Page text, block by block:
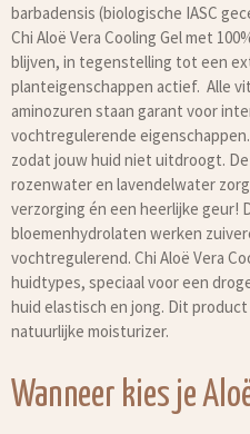
barbadensis (biologische IASC
Chi Aloë Vera Cooling Gel met
blijven, in tegenstelling tot een
planteigenschappen actief. Alle
aminozuren staan garant voor
vochtregulerende eigenschappen.
zodat jouw huid niet uitdroogt.
rozenwater en lavendelwater
verzorging én een heerlijke geur!
bloemenhydrolaten werken
vochtregulerend. Chi Aloë Vera
huidtypes, speciaal voor een
huid elastisch en jong. Dit
natuurlijke moisturizer.
Wanneer kies je